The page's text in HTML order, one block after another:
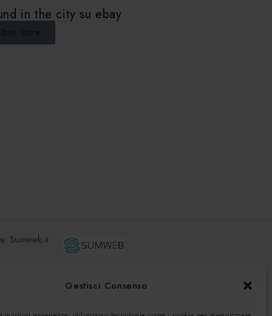
Gestisci Consenso
in the city su ebay
Store
Sumweb.it